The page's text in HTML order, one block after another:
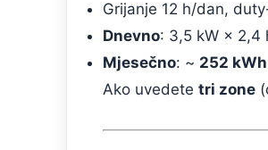
Grijanje 12 h/dan,
Dnevno: 3,5 kW × 2,4
Mjesečno: ~ 252 kWh
Ako uvedete tri zone